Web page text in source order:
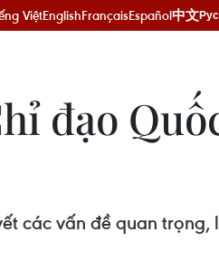
ViệtEnglishFrançaisEspañol中文
đạo
các vấn đề quan trọng,